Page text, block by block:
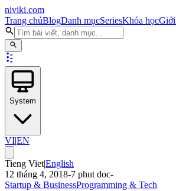
niviki.com
Trang chủBlogDanh mụcSeriesKhóa học
System
VI|EN
Tieng Viet|English
12 tháng 4, 2018-7 phut doc-
Startup & BusinessProgramming & Tech